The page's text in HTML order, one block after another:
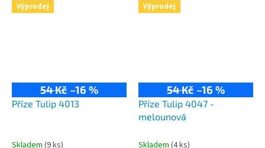
Výprodej
54 Kč –16 %
Příze Tulip 4013
Skladem (9 ks)
Výprodej
54 Kč –16 %
Příze Tulip 4047 -
melounová
Skladem (4 ks)